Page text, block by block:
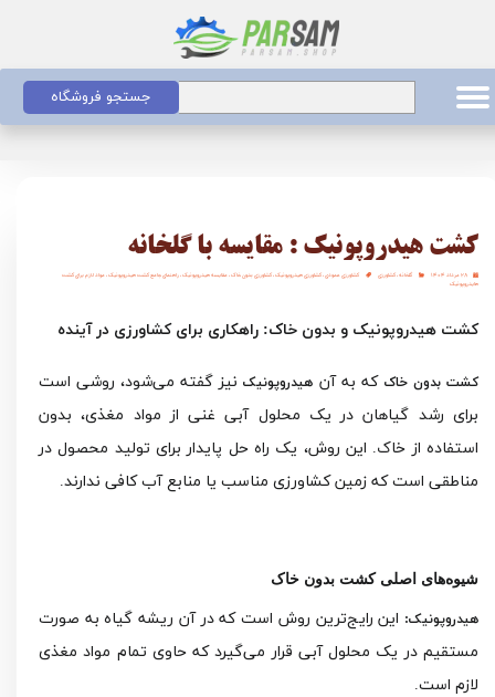
جستجو فروشگاه
کشت هیدروپونیک : مقایسه با گلخانه
۲۸ مرداد ۱۴۰۴ گلخانه،کشاورزی کشاورزی عمودی،کشاورزی هیدروپونیک،کشاورزی بدون خاک،مقایسه هیدروپونیک،راهنمای جامع کشت هیدروپونیک،مواد لازم برای کشت
هایدروپونیک
کشت هیدروپونیک و بدون خاک: راهکاری برای کشاورزی در آینده
کشت بدون خاک که به آن هیدروپونیکنیز گفته می‌شود، روشی است
برای رشد گیاهان در یک محلول آبی غنی از مواد مغذی، بدون
استفاده از خاک. این روش، یک راه حل پایدار برای تولید محصول در
مناطقی است که زمین کشاورزی مناسب یا منابع آب کافی ندارند.
شیوه‌های اصلی کشت بدون خاک
هیدروپونیک: این رایج‌ترین روش است که در آن ریشه گیاه به صورت
مستقیم در یک محلول آبی قرار می‌گیرد که حاوی تمام مواد مغذی
لازم است.